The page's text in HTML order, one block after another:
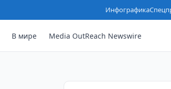
Инфографика
В мире Media OutReach Newswire